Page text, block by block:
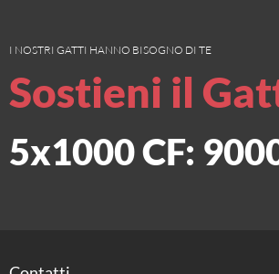
I NOSTRI GATTI HANNO BISOGNO DI TE
Sostieni il
5x1000 CF: